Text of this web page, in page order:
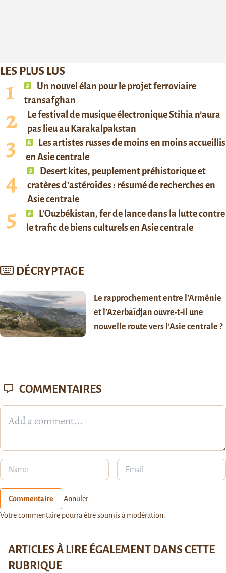
LES PLUS LUS
Un nouvel élan pour le projet ferroviaire
transafghan
Le festival de musique électronique Stihia n’aura
pas lieu au Karakalpakstan
Les artistes russes de moins en moins accueillis
en Asie centrale
Desert kites, peuplement préhistorique et
cratères d’astéroïdes : résumé de recherches en
Asie centrale
L’Ouzbékistan, fer de lance dans la lutte contre
le trafic de biens culturels en Asie centrale
DÉCRYPTAGE
Le rapprochement entre l’Arménie
et l’Azerbaïdjan ouvre-t-il une
nouvelle route vers l’Asie centrale ?
COMMENTAIRES
Commentaire Annuler
Votre commentaire pourra être soumis à modération.
ARTICLES À LIRE ÉGALEMENT DANS CETTE
RUBRIQUE